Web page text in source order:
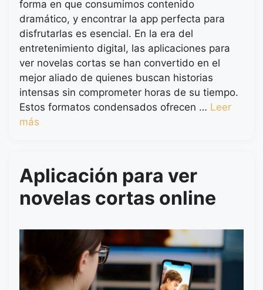
forma en que consumimos contenido
dramático, y encontrar la app perfecta para
disfrutarlas es esencial. En la era del
entretenimiento digital, las aplicaciones para
ver novelas cortas se han convertido en el
mejor aliado de quienes buscan historias
intensas sin comprometer horas de su tiempo.
Estos formatos condensados ofrecen … Leer
más
Aplicación para ver
novelas cortas online